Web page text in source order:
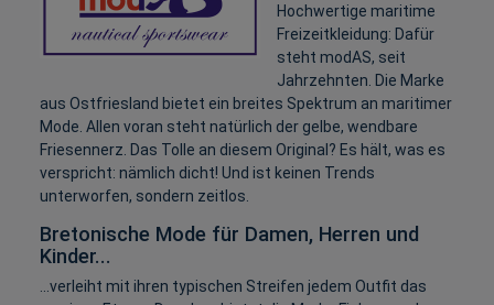
Hochwertige maritime
Freizeitkleidung: Dafür
steht modAS, seit
Jahrzehnten. Die Marke
aus Ostfriesland bietet ein breites Spektrum an maritimer
Mode. Allen voran steht natürlich der gelbe, wendbare
Friesennerz. Das Tolle an diesem Original? Es hält, was es
verspricht: nämlich dicht! Und ist keinen Trends
unterworfen, sondern zeitlos.
Bretonische Mode für Damen, Herren und
Kinder...
...verleiht mit ihren typischen Streifen jedem Outfit das